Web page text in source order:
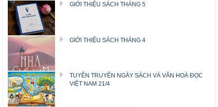
GIỚI THIỆU SÁCH THÁNG 5
GIỚI THIỆU SÁCH THÁNG 4
TUYÊN TRUYỀN NGÀY SÁCH VÀ VĂN HOÁ ĐỌC
VIỆT NAM 21/4